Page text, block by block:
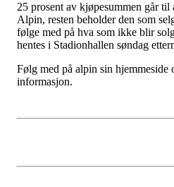
25 prosent av kjøpesummen går
Alpin, resten beholder den som
følge med på hva som ikke blir
hentes i Stadionhallen søndag
Følg med på alpin sin hjemmeside
informasjon.